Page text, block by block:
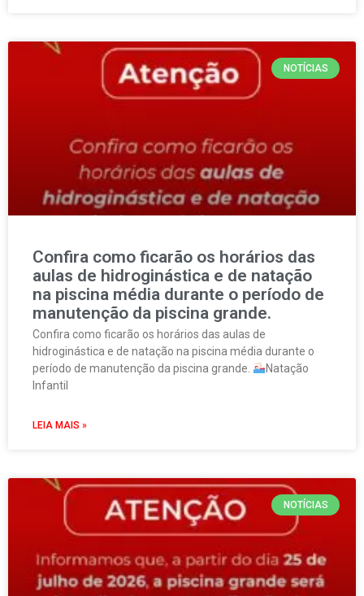
NOTÍCIAS
Confira como ficarão os horários das
aulas de hidroginástica e de natação
na piscina média durante o período de
manutenção da piscina grande.
Confira como ficarão os horários das aulas de
hidroginástica e de natação na piscina média durante o
período de manutenção da piscina grande.
Natação
Infantil
LEIA MAIS »
NOTÍCIAS